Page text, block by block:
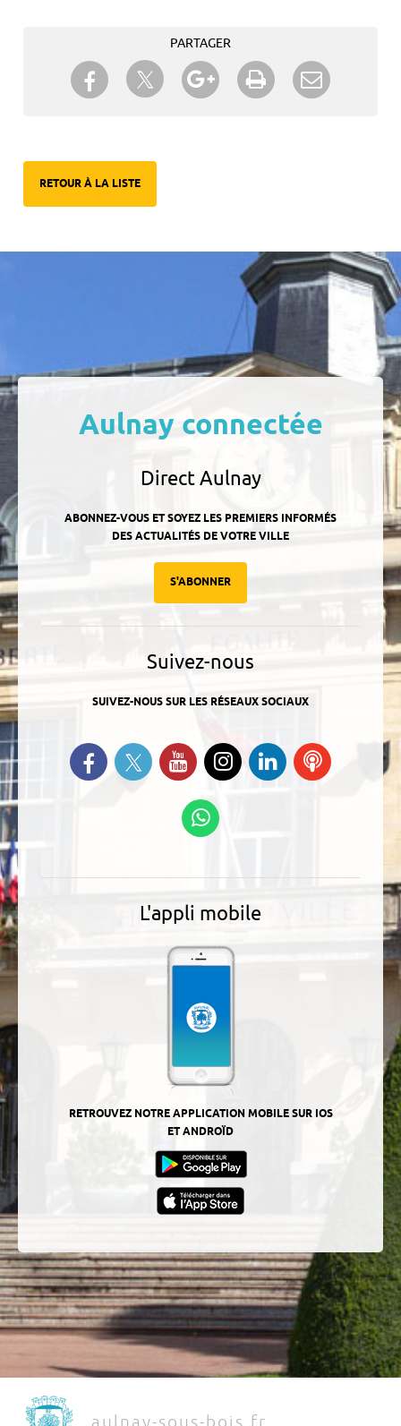
PARTAGER
Partager sur Facebook
Partager sur TwitterPartager sur Google+
Imprimer
RETOUR À LA LISTE
Aulnay connectée
Direct Aulnay
ABONNEZ-VOUS ET SOYEZ LES PREMIERS INFORMÉS
DES ACTUALITÉS DE VOTRE VILLE
S'ABONNER
Suivez-nous
SUIVEZ-NOUS SUR LES RÉSEAUX SOCIAUX
Retrouvez-nous sur Facebook
Suivez-nous sur Twitter
Suivez-nous sur YouTube
Suivez-nous sur
Instagram
Retrouvez-
nous sur
Ecoutez
L'appli mobile
RETROUVEZ NOTRE APPLICATION MOBILE SUR IOS
ET ANDROÏD